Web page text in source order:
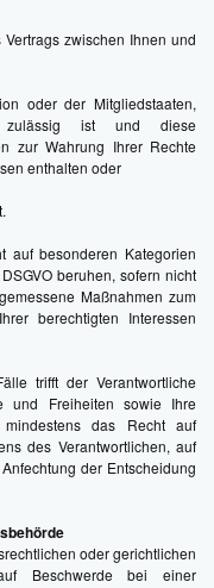
zwischen Ihnen und
oder der Mitgliedstaaten,
zulässig ist und diese
zur Wahrung Ihrer Rechte
enthalten oder
auf besonderen Kategorien
beruhen, sofern nicht
Maßnahmen zum
berechtigten Interessen
trifft der Verantwortliche
und Freiheiten sowie Ihre
das Recht auf
des Verantwortlichen, auf
der Entscheidung
oder gerichtlichen
Beschwerde bei einer